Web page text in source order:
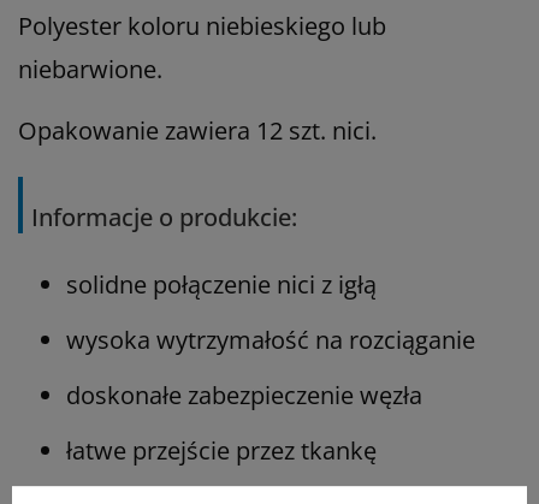
Polyester koloru niebieskiego lub
niebarwione.
Opakowanie zawiera 12 szt. nici.
Informacje o produkcie:
solidne połączenie nici z igłą
wysoka wytrzymałość na rozciąganie
doskonałe zabezpieczenie węzła
łatwe przejście przez tkankę